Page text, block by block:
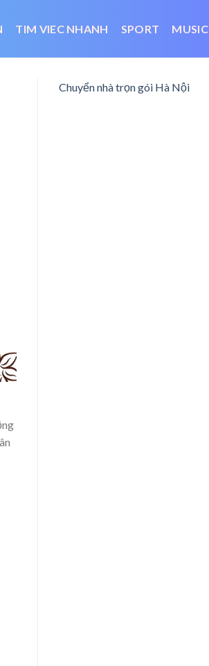
TIM VIEC NHANH SPORT MUSIC
Chuyển nhà trọn gói Hà Nội